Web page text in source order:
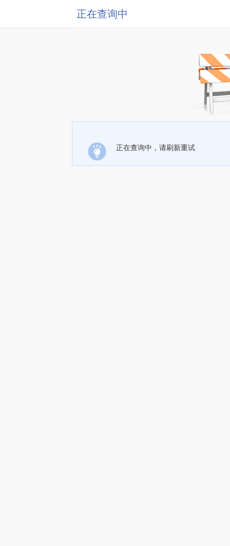
正在查询中
正在查询中，请刷新重试